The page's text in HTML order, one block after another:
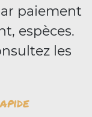
paiement
espèces.
les